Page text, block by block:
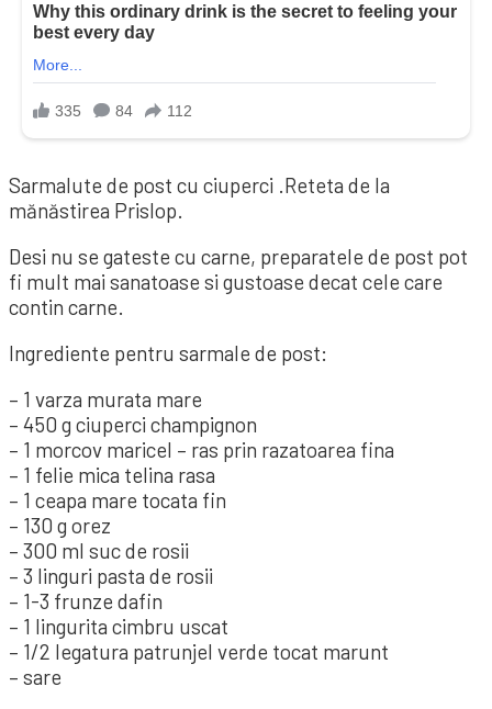
Sarmalute de post cu ciuperci .Reteta de la
mănăstirea Prislop.
Desi nu se gateste cu carne, preparatele de post pot
fi mult mai sanatoase si gustoase decat cele care
contin carne.
Ingrediente pentru sarmale de post:
– 1 varza murata mare
– 450 g ciuperci champignon
– 1 morcov maricel – ras prin razatoarea fina
– 1 felie mica telina rasa
– 1 ceapa mare tocata fin
– 130 g orez
– 300 ml suc de rosii
– 3 linguri pasta de rosii
– 1-3 frunze dafin
– 1 lingurita cimbru uscat
– 1/2 legatura patrunjel verde tocat marunt
– sare